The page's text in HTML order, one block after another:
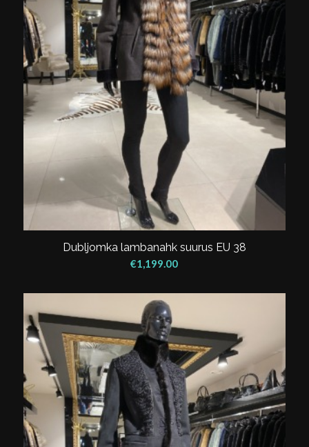
Dubljomka lambanahk suurus EU 38
€1,199.00